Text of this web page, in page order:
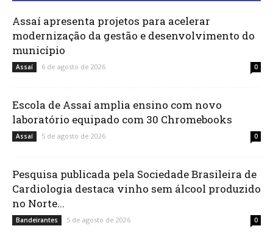
Assaí apresenta projetos para acelerar
modernização da gestão e desenvolvimento do
município
Assaí 6 de agosto de 2026 0
Escola de Assaí amplia ensino com novo
laboratório equipado com 30 Chromebooks
Assaí 5 de agosto de 2026 0
Pesquisa publicada pela Sociedade Brasileira de
Cardiologia destaca vinho sem álcool produzido
no Norte...
Bandeirantes 5 de agosto de 2026 0